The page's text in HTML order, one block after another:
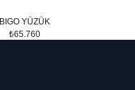
BIGO YÜZÜK
₺65.760